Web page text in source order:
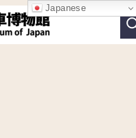
Japanese